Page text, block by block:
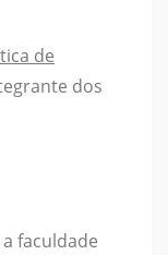
de
dos
a faculdade